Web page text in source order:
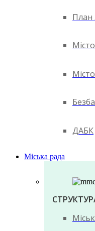
План
ДАБК
Міська рада